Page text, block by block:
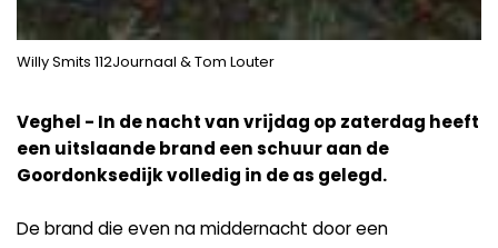
Willy Smits 112Journaal & Tom Louter
Veghel - In de nacht van vrijdag op zaterdag heeft
een uitslaande brand een schuur aan de
Goordonksedijk volledig in de as gelegd.
De brand die even na middernacht door een